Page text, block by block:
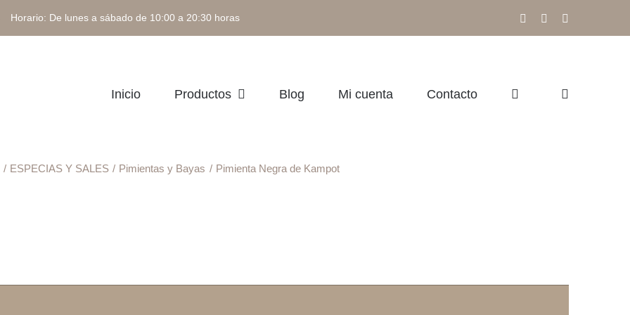
De lunes a sábado de 10:00 a 20:30 horas FacebookInstagram
Inicio Productos Blog Mi cuenta Contacto
ESPECIAS Y SALES Pimientas y Bayas Pimienta Negra de Kampot